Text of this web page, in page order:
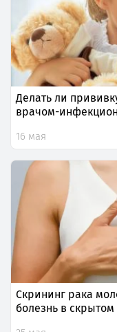
Делать ли
врачом-
16 мая
Скрининг рака
болезнь в